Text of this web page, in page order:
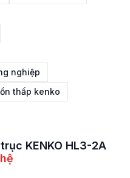
nghiệp
thấp kenko
KENKO HL3-2A